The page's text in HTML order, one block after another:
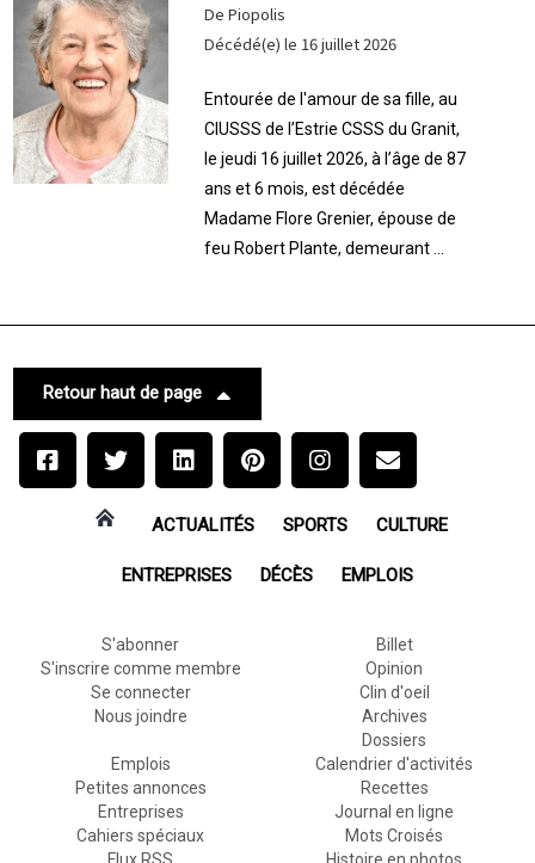
De Piopolis
Décédé(e) le 16 juillet 2026
Entourée de l'amour de sa fille, au
CIUSSS de l’Estrie CSSS du Granit,
le jeudi 16 juillet 2026, à l’âge de 87
ans et 6 mois, est décédée
Madame Flore Grenier, épouse de
feu Robert Plante, demeurant ...
Retour haut de page
ACTUALITÉS SPORTS CULTURE
ENTREPRISES DÉCÈS EMPLOIS
S'abonner
S'inscrire comme membre
Se connecter
Nous joindre
Billet
Opinion
Clin d'oeil
Archives
Dossiers
Emplois
Petites annonces
Entreprises
Cahiers spéciaux
Flux RSS
Calendrier d'activités
Recettes
Journal en ligne
Mots Croisés
Histoire en photos